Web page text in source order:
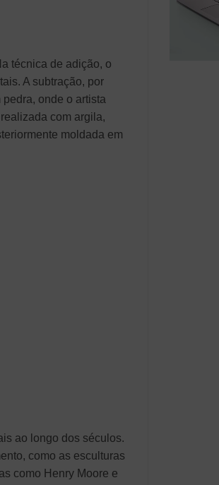
técnica de adição, o
A subtração, por
onde o artista
com argila,
moldada em
ao longo dos séculos.
como as esculturas
como Henry Moore e